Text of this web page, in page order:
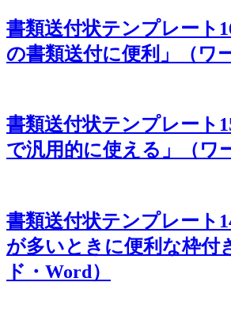
書類送付状テンプレート
の書類送付に便利」（ワ
書類送付状テンプレート
で汎用的に使える」（ワ
書類送付状テンプレート
が多いときに便利な枠付
ド・Word）